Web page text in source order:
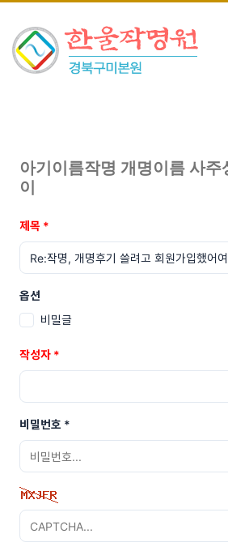
아기이름작명 개명이름 사주
이
제목 *
옵션
비밀글
작성자 *
비밀번호 *